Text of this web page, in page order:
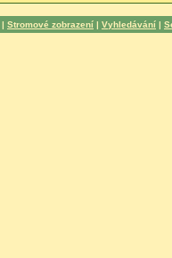
| Stromové zobrazení | Vyhledávání |